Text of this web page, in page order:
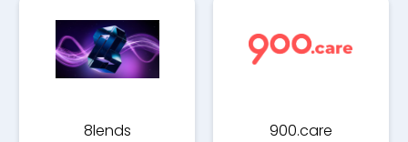
8lends 900.care